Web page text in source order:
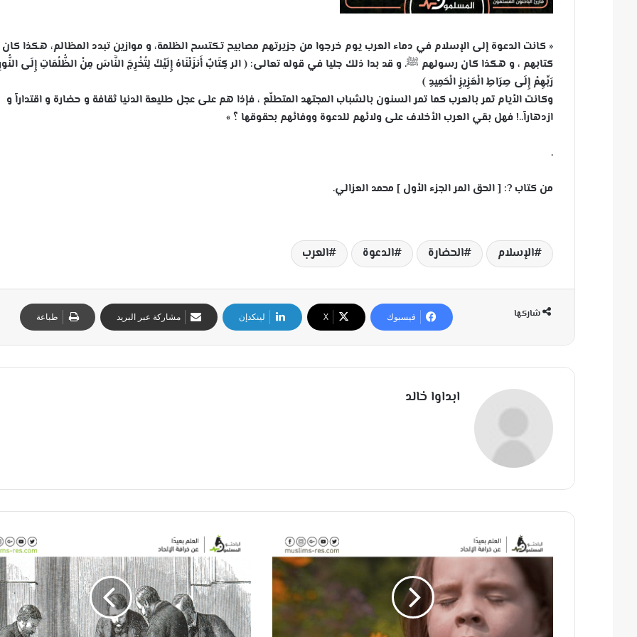
« كانت الدعوة إلى الإسلام في دماء العرب يوم خرجوا من جزيرتهم مصابيح تكتسح الظلمة، و موازين تبدد المظالم، هكذا كان
كتابهم ، و هكذا كان رسولهم ﷺ. و قد بدا ذلك جليا في قوله تعالى: ﴿ الر كِتَابٌ أَنزَلْنَاهُ إِلَيْكَ لِتُخْرِجَ النَّاسَ مِنْ الظُّلُمَاتِ إِلَى
رَبِّهِمْ إِلَى صِرَاطِ الْعَزِيزِ الْحَمِيدِ ﴾
وكانت الأيام تمر بالعرب كما تمر السنون بالشباب المجتهد المتطلّع ، فإذا هم على عجل طليعة الدنيا ثقافة و حضارة و اقتداراً و
ازدهاراً..! فهل بقي العرب الأخلاف على ولائهم للدعوة ووفائهم بحقوقها ؟ »
.
من كتاب ?: [ الحق المر الجزء الأول ] محمد العزالي.
الإسلام الحضارة الدعوة العرب
شاركها فيسبوك ‫X لينكدإن مشاركة عبر البريد طباعة
ابداوا خالد
ذ
ز
ا
ل
مُ